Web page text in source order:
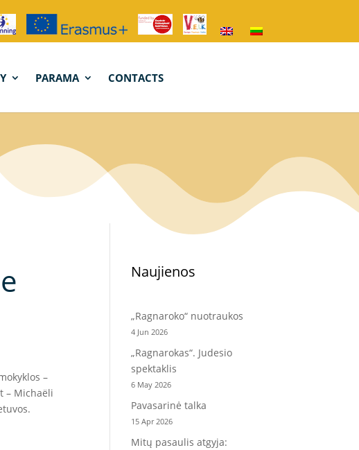
PARAMA CONTACTS
–
– Michaëli
Naujienos
„Ragnaroko“ nuotraukos
4 Jun 2026
„Ragnarokas“. Judesio
spektaklis
6 May 2026
Pavasarinė talka
15 Apr 2026
Mitų pasaulis atgyja: